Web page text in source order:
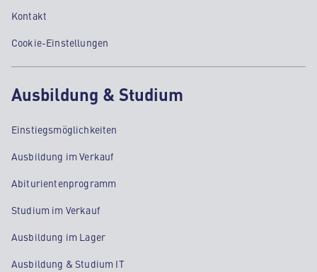
Kontakt
Cookie-Einstellungen
Ausbildung & Studium
Einstiegsmöglichkeiten
Ausbildung im Verkauf
Abiturientenprogramm
Studium im Verkauf
Ausbildung im Lager
Ausbildung & Studium IT